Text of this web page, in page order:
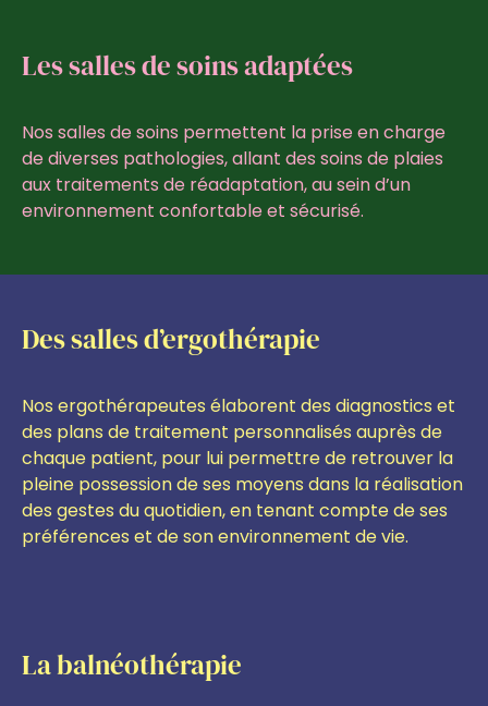
Les salles de soins adaptées
Nos salles de soins permettent la prise en charge
de diverses pathologies, allant des soins de plaies
aux traitements de réadaptation, au sein d’un
environnement confortable et sécurisé.
Des salles d’ergothérapie
Nos ergothérapeutes élaborent des diagnostics et
des plans de traitement personnalisés auprès de
chaque patient, pour lui permettre de retrouver la
pleine possession de ses moyens dans la réalisation
des gestes du quotidien, en tenant compte de ses
préférences et de son environnement de vie.
La balnéothérapie